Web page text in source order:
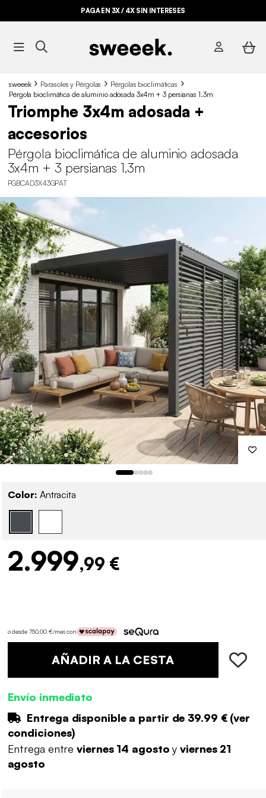
PAGA EN 3X / 4X SIN INTERESES
sweeek Parasoles y Pérgolas
Pérgolas bioclimáticas
Pérgola bioclimática de aluminio adosada 3x4m + 3 persianas 1.3m
Triomphe 3x4m adosada +
accesorios
Pérgola bioclimática de aluminio adosada
3x4m + 3 persianas 1.3m
PGBCAD3X43GPAT
Color: Antracita
2.999,99 €
o desde 750,00 €/mes con
AÑADIR A LA CESTA
Envío inmediato
Entrega disponible a partir de 39.99 €(ver
condiciones)
Entrega entreviernes 14 agostoyviernes 21
agosto